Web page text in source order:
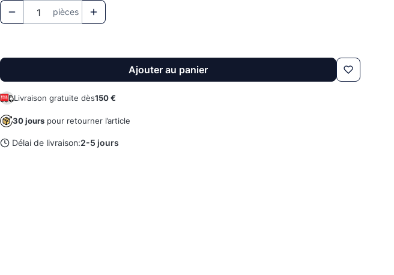
pièces
Ajouter au panier
Livraison gratuite dès150 €
30 jours pour retourner l’article
Délai de livraison:2-5 jours